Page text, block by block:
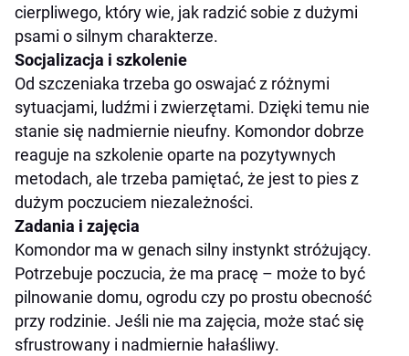
cierpliwego, który wie, jak radzić sobie z dużymi
psami o silnym charakterze.
Socjalizacja i szkolenie
Od szczeniaka trzeba go oswajać z różnymi
sytuacjami, ludźmi i zwierzętami. Dzięki temu nie
stanie się nadmiernie nieufny. Komondor dobrze
reaguje na szkolenie oparte na pozytywnych
metodach, ale trzeba pamiętać, że jest to pies z
dużym poczuciem niezależności.
Zadania i zajęcia
Komondor ma w genach silny instynkt stróżujący.
Potrzebuje poczucia, że ma pracę – może to być
pilnowanie domu, ogrodu czy po prostu obecność
przy rodzinie. Jeśli nie ma zajęcia, może stać się
sfrustrowany i nadmiernie hałaśliwy.